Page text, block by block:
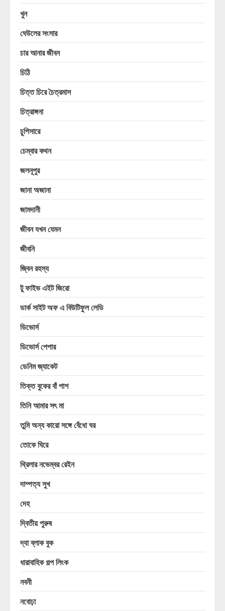
খুন
ঘেউলের সংসার
চার আনার জীবন
চিঠি
চিত্ত চিরে চৈত্রমাস
চিত্রাঙ্গনা
চুপিসারে
চেম্বার কথন
জলনূপুর
জানা অজানা
জামদানী
জীবন যখন যেমন
জীবনি
জ্বিন রহস্য
টু ফাইভ এইট জিরো
ডার্ক সাইট অফ এ বিউটিফুল লেডি
ডিভোর্স
ডিভোর্স পেপার
ডেনিম জ্যাকেট
তিক্ত বুকের বাঁ পাশ
তিনি আমার সৎ মা
তুমি অন্য কারো সঙ্গে বেঁধো ঘর
তোকে ঘিরে
থ্রিলার নভেম্বর রেইন
দাম্পত্য সুখ
দেহ
দ্বিতীয় পুরুষ
দ্যা ব্লাক বুক
ধারাবাহিক গল্প লিংক
নবনী
নবোঢ়া